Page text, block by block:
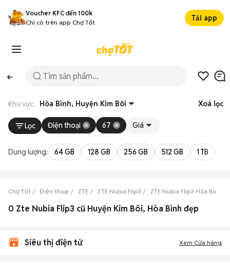
Voucher KFC đến 100k
Chỉ có trên app Chợ Tốt
Tải app
Khu vực: Hòa Bình, Huyện Kim Bôi Xoá lọc
Lọc Điện thoại 67 Giá
Dung lượng: 64 GB 128 GB 256 GB 512 GB 1 TB
Chợ Tốt Điện thoại ZTE ZTE Nubia Flip3 ZTE Nubia Flip3 Hòa Bình
0 Zte Nubia Flip3 cũ Huyện Kim Bôi, Hòa Bình đẹp
Siêu thị điện tử Xem Cửa hàng